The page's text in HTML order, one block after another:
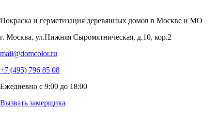
Покраска и герметизация деревянных домов в Москве и МО
г. Москва, ул.Нижняя Сыромятническая, д.10, кор.2
mail@domcolor.ru
+7 (495) 796 85 08
Ежедневно с 9:00 до 18:00
Вызвать замерщика